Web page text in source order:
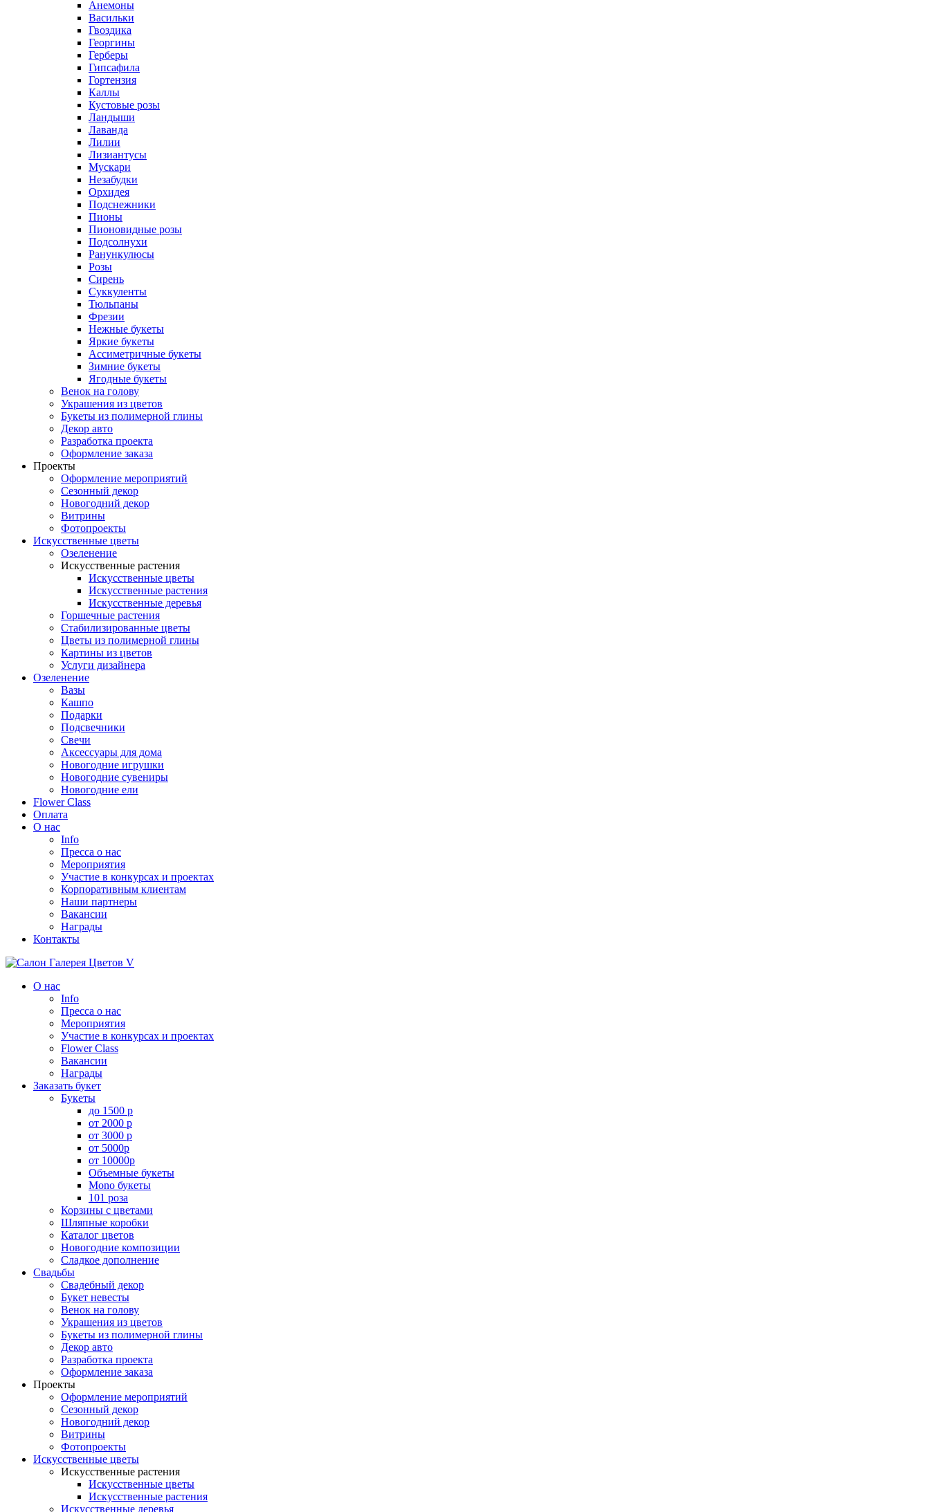
Анемоны
Васильки
Гвоздика
Георгины
Герберы
Гипсафила
Гортензия
Каллы
Кустовые розы
Ландыши
Лаванда
Лилии
Лизиантусы
Мускари
Незабудки
Орхидея
Подснежники
Пионы
Пионовидные розы
Подсолнухи
Ранункулюсы
Розы
Сирень
Суккуленты
Тюльпаны
Фрезии
Нежные букеты
Яркие букеты
Ассиметричные букеты
Зимние букеты
Ягодные букеты
Венок на голову
Украшения из цветов
Букеты из полимерной глины
Декор авто
Разработка проекта
Оформление заказа
Проекты
Оформление мероприятий
Сезонный декор
Новогодний декор
Витрины
Фотопроекты
Искусственные цветы
Озеленение
Искусственные растения
Искусственные цветы
Искусственные растения
Искусственные деревья
Горшечные растения
Стабилизированные цветы
Цветы из полимерной глины
Картины из цветов
Услуги дизайнера
Озеленение
Вазы
Кашпо
Подарки
Подсвечники
Свечи
Аксессуары для дома
Новогодние игрушки
Новогодние сувениры
Новогодние ели
Flower Class
Оплата
О нас
Info
Пресса о нас
Мероприятия
Участие в конкурсах и проектах
Корпоративным клиентам
Наши партнеры
Вакансии
Награды
Контакты
О нас
Info
Пресса о нас
Мероприятия
Участие в конкурсах и проектах
Flower Class
Вакансии
Награды
Заказать букет
Букеты
до 1500 р
от 2000 р
от 3000 р
от 5000р
от 10000р
Объемные букеты
Mono букеты
101 роза
Корзины с цветами
Шляпные коробки
Каталог цветов
Новогодние композиции
Сладкое дополнение
Свадьбы
Свадебный декор
Букет невесты
Венок на голову
Украшения из цветов
Букеты из полимерной глины
Декор авто
Разработка проекта
Оформление заказа
Проекты
Оформление мероприятий
Сезонный декор
Новогодний декор
Витрины
Фотопроекты
Искусственные цветы
Искусственные растения
Искусственные цветы
Искусственные растения
Искусственные деревья